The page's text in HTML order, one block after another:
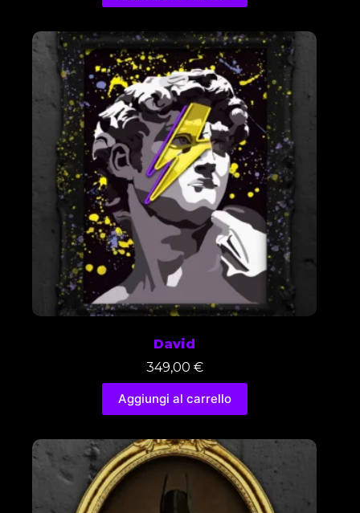
David
349,00 €
Aggiungi al carrello